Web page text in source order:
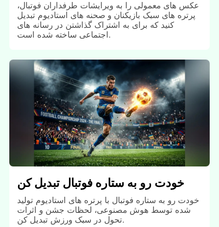
عکس های معمولی را به ویرایشات طرفداران فوتبال،
پرتره های سبک بازیکنان و صحنه های استادیوم تبدیل
کنید که برای به اشتراک گذاشتن در رسانه های
اجتماعی ساخته شده است.
خودت رو به ستاره فوتبال تبدیل کن
خودت رو به ستاره فوتبال با پرتره های استادیوم تولید
شده توسط هوش مصنوعی، لحظات جشن و اثرات
تحول در سبک ورزش تبدیل کن.